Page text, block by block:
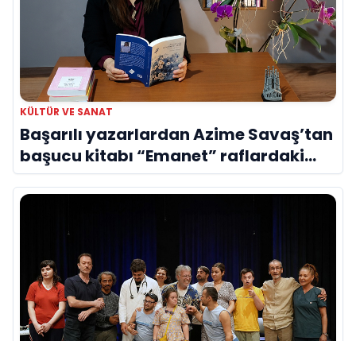
KÜLTÜR VE SANAT
Başarılı yazarlardan Azime Savaş’tan
başucu kitabı “Emanet” raflardaki
yerini aldı